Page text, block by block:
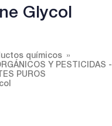
Glycol
químicos
Y PESTICIDAS -
PUROS